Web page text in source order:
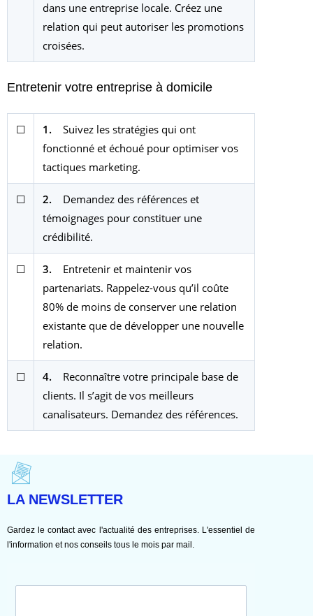
dans une entreprise locale. Créez une
relation qui peut autoriser les promotions
croisées.
Entretenir votre entreprise à domicile
☐ 1. Suivez les stratégies qui ont
fonctionné et échoué pour optimiser vos
tactiques marketing.
☐ 2. Demandez des références et
témoignages pour constituer une
crédibilité.
☐ 3. Entretenir et maintenir vos
partenariats. Rappelez-vous qu’il coûte
80% de moins de conserver une relation
existante que de développer une nouvelle
relation.
☐ 4. Reconnaître votre principale base de
clients. Il s’agit de vos meilleurs
canalisateurs. Demandez des références.
LA NEWSLETTER
Gardez le contact avec l'actualité des entreprises. L'essentiel de
l'information et nos conseils tous le mois par mail.